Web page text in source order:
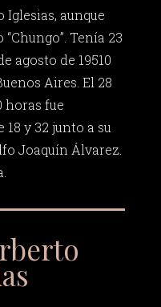
Iglesias, aunque
Tenía 23
agosto de 19510
Aires. El 28
horas fue
y 32 junto a su
Joaquín Álvarez.